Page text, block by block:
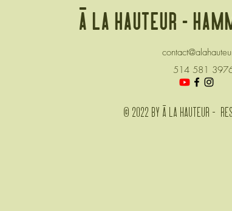
à la hauteur -
514 581
© 2022 by à la hauteur -